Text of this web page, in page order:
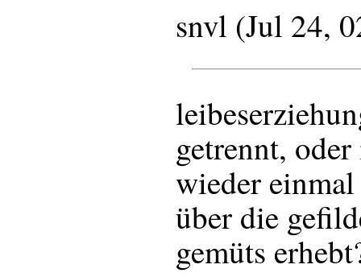
snvl (Jul 24,
getrennt,
wieder
über die
gemüts